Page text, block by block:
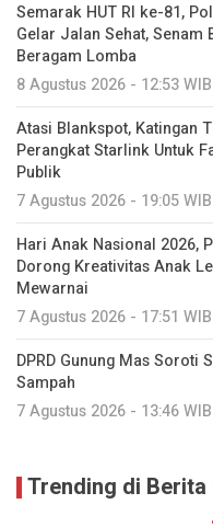
Semarak HUT RI ke-81,
Gelar Jalan Sehat, Senam
Beragam Lomba
8 Agustus 2026 - 12:53 WIB
Atasi Blankspot, Katingan
Perangkat Starlink Untuk
Publik
7 Agustus 2026 - 19:05 WIB
Hari Anak Nasional 2026,
Dorong Kreativitas Anak
Mewarnai
7 Agustus 2026 - 17:51 WIB
DPRD Gunung Mas Soroti
Sampah
7 Agustus 2026 - 13:46 WIB
Trending di Berita